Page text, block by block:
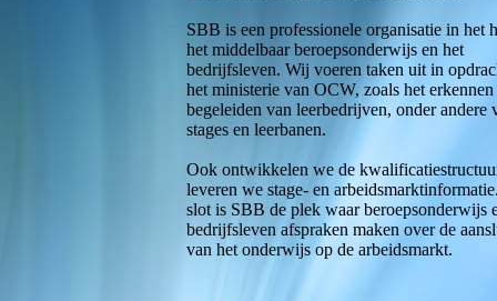
SBB is een professionele organisatie in het
het middelbaar beroepsonderwijs en het
bedrijfsleven. Wij voeren taken uit in
het ministerie van OCW, zoals het erkennen
begeleiden van leerbedrijven, onder andere
stages en leerbanen.
Ook ontwikkelen we de
leveren we stage- en
slot is SBB de plek waar beroepsonderwijs
bedrijfsleven afspraken maken over de
van het onderwijs op de arbeidsmarkt.